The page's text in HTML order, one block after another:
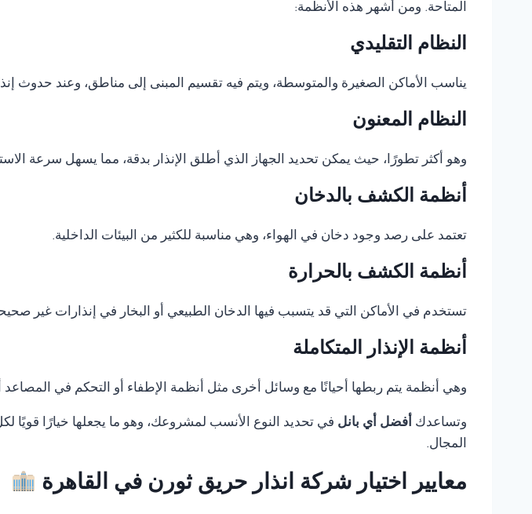
المتاحة. ومن أشهر هذه الأنظمة:
النظام التقليدي
يناسب الأماكن الصغيرة والمتوسطة، ويتم فيه تقسيم المبنى إلى مناطق، وعند حدوث
النظام المعنون
وهو أكثر تطورًا، حيث يمكن تحديد الجهاز الذي أطلق الإنذار بدقة، مما يسهل سرعة
أنظمة الكشف بالدخان
تعتمد على رصد وجود دخان في الهواء، وهي مناسبة للكثير من البيئات الداخلية.
أنظمة الكشف بالحرارة
تستخدم في الأماكن التي قد يتسبب فيها الدخان الطبيعي أو البخار في إنذارات غير
أنظمة الإنذار المتكاملة
وهي أنظمة يتم ربطها أحيانًا مع وسائل أخرى مثل أنظمة الإطفاء أو التحكم في المصاعد أو
وتساعدك أفضل أي بانل في تحديد النوع الأنسب لمشروعك، وهو ما يجعلها خيارًا قويًا
المجال.
معايير اختيار شركة انذار حريق ثورن في القاهرة